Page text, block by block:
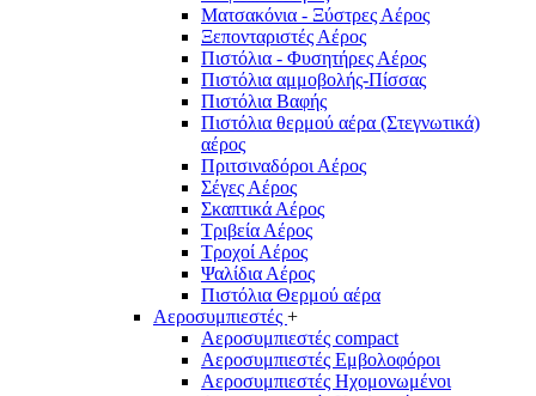
Ματσακόνια - Ξύστρες Αέρος
Ξεπονταριστές Αέρος
Πιστόλια - Φυσητήρες Αέρος
Πιστόλια αμμοβολής-Πίσσας
Πιστόλια Βαφής
Πιστόλια θερμού αέρα (Στεγνωτικά)
αέρος
Πριτσιναδόροι Αέρος
Σέγες Αέρος
Σκαπτικά Αέρος
Τριβεία Αέρος
Τροχοί Αέρος
Ψαλίδια Αέρος
Πιστόλια Θερμού αέρα
Αεροσυμπιεστές +
Αεροσυμπιεστές compact
Αεροσυμπιεστές Εμβολοφόροι
Αεροσυμπιεστές Ηχομονωμένοι